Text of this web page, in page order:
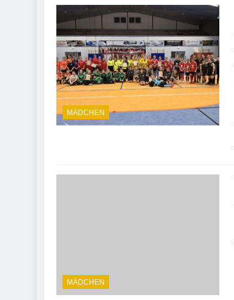
MÄDCHEN
MÄDCHEN